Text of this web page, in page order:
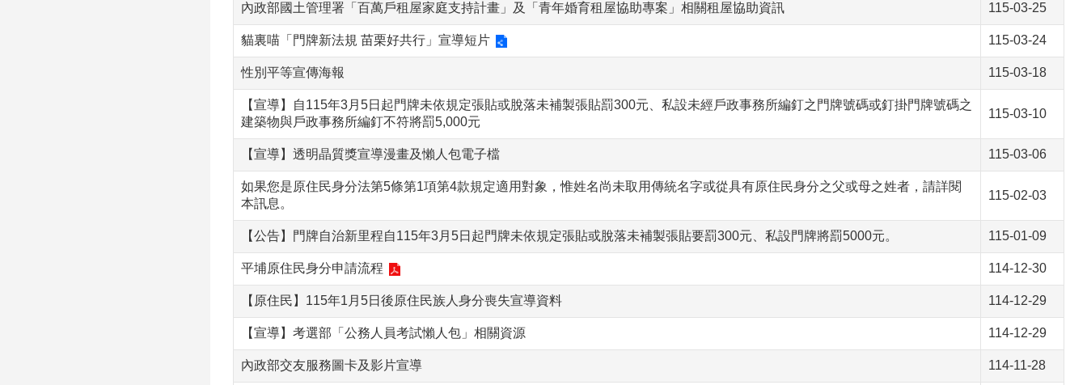
內政部國土管理署「百萬戶租屋家庭支持計畫」及「青年婚育租屋協助專案」相關租屋協助資訊 115-03-25
貓裏喵「門牌新法規 苗栗好共行」宣導短片 115-03-24
性別平等宣傳海報 115-03-18
【宣導】自115年3月5日起門牌未依規定張貼或脫落未補製張貼罰300元、私設未經戶政事務所編釘之門牌號碼或釘掛門牌號碼之
建築物與戶政事務所編釘不符將罰5,000元
115-03-10
【宣導】透明晶質獎宣導漫畫及懶人包電子檔 115-03-06
如果您是原住民身分法第5條第1項第4款規定適用對象，惟姓名尚未取用傳統名字或從具有原住民身分之父或母之姓者，請詳閱
本訊息。
115-02-03
【公告】門牌自治新里程自115年3月5日起門牌未依規定張貼或脫落未補製張貼要罰300元、私設門牌將罰5000元。 115-01-09
平埔原住民身分申請流程 114-12-30
【原住民】115年1月5日後原住民族人身分喪失宣導資料 114-12-29
【宣導】考選部「公務人員考試懶人包」相關資源 114-12-29
內政部交友服務圖卡及影片宣導 114-11-28